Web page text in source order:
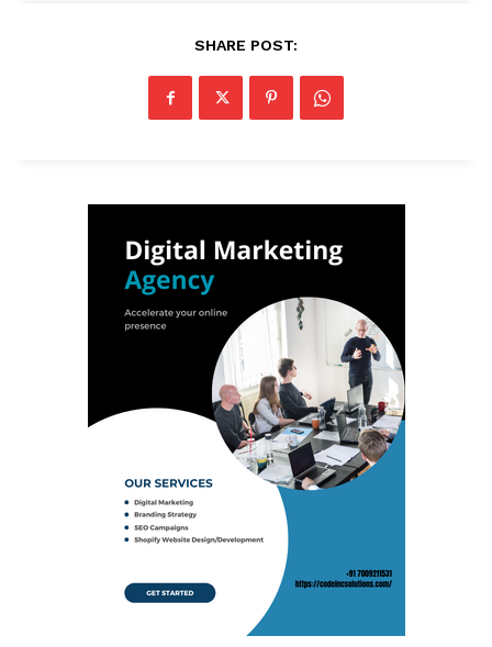
SHARE POST: